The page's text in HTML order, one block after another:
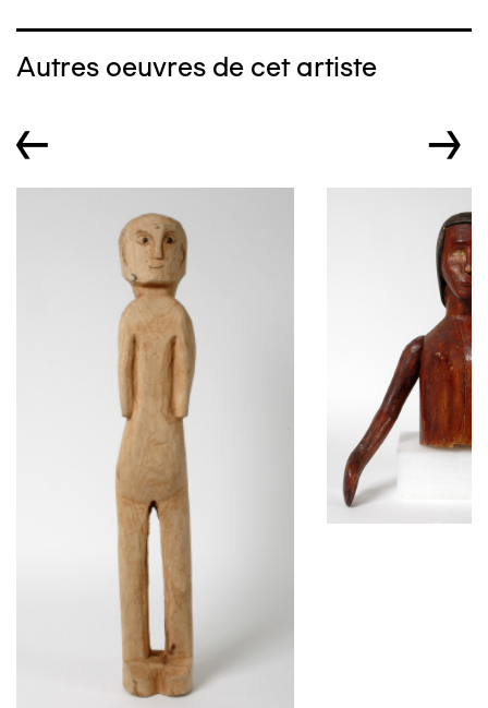
Autres oeuvres de cet artiste
← →